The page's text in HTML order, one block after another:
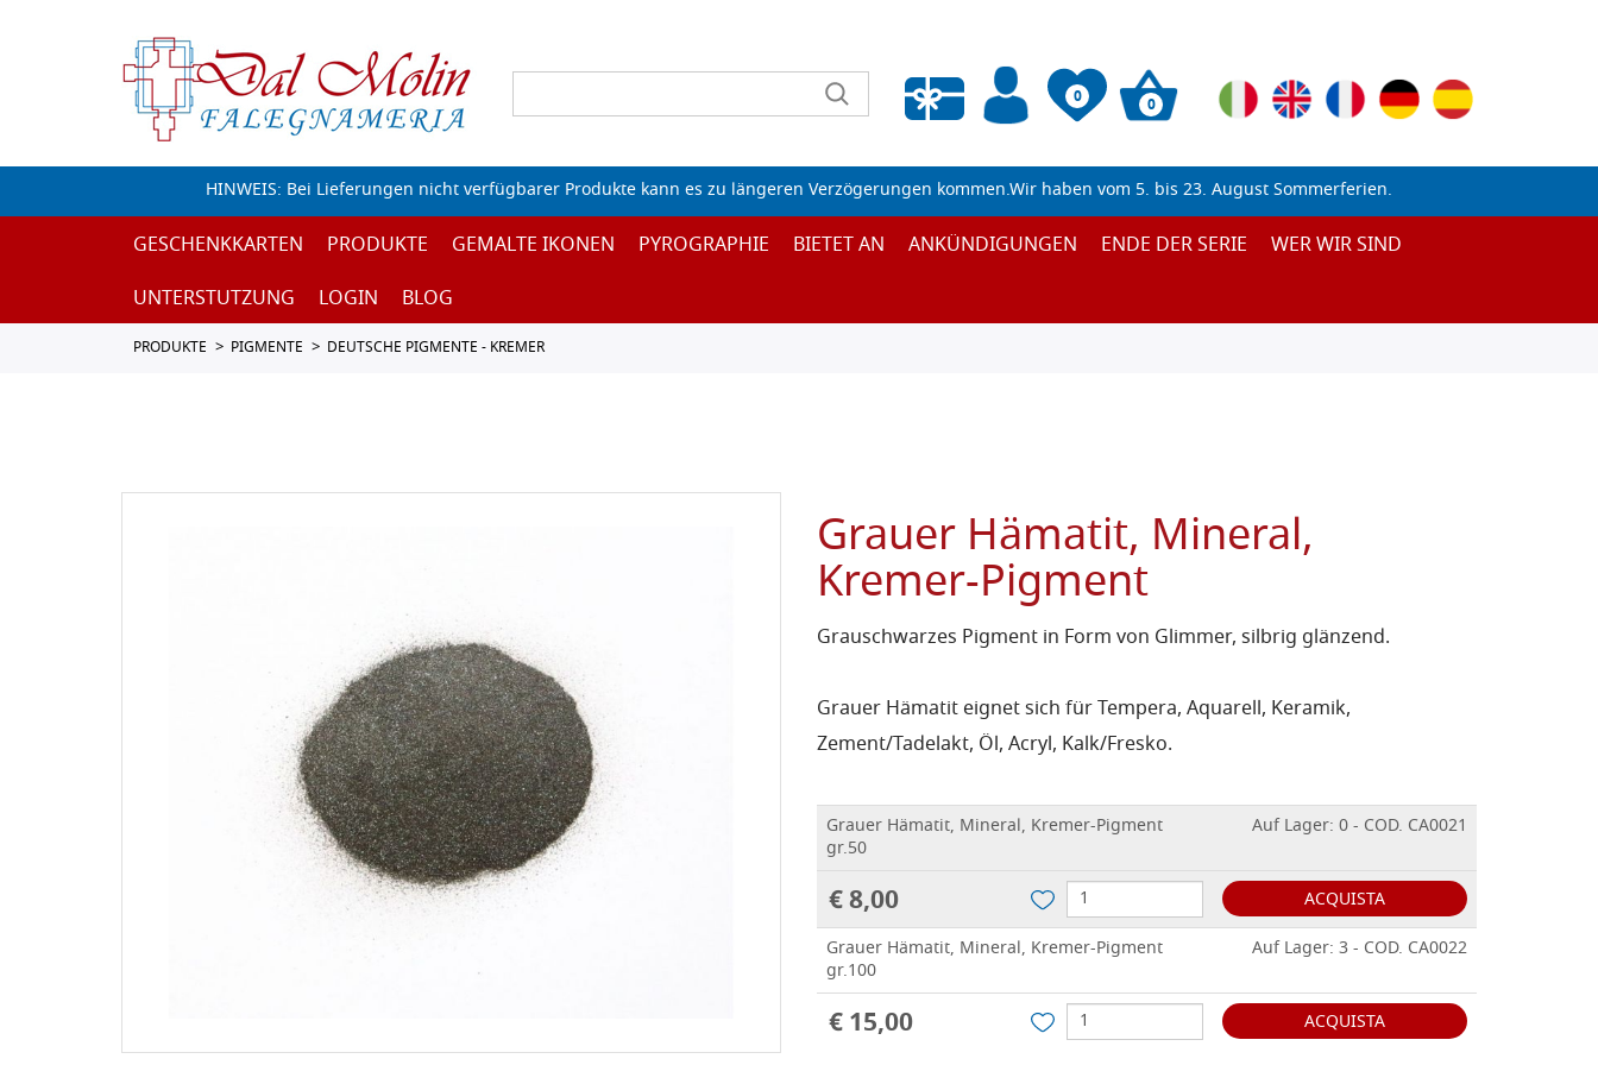
0
Wunschliste leeren
0
HINWEIS: Bei Lieferungen nicht verfügbarer Produkte kann es zu längeren Verzögerungen kommen.Wir haben vom 5. bis 23. August Sommerferien.
GESCHENKKARTEN PRODUKTE GEMALTE IKONEN PYROGRAPHIE BIETET AN ANKÜNDIGUNGEN ENDE DER SERIE
WER WIR SIND
UNTERSTUTZUNG
LOGIN BLOG
PRODUKTE PIGMENTE DEUTSCHE PIGMENTE - KREMER
Grauer Hämatit, Mineral,
Kremer-Pigment
Grauschwarzes Pigment in Form von Glimmer, silbrig glänzend.
Grauer Hämatit eignet sich für Tempera, Aquarell, Keramik,
Zement/Tadelakt, Öl, Acryl, Kalk/Fresko.
Grauer Hämatit, Mineral, Kremer-Pigment
gr.50
Auf Lager: 0 - COD. CA0021
€ 8,00
ACQUISTA
Grauer Hämatit, Mineral, Kremer-Pigment
gr.100
Auf Lager: 3 - COD. CA0022
€ 15,00 ACQUISTA